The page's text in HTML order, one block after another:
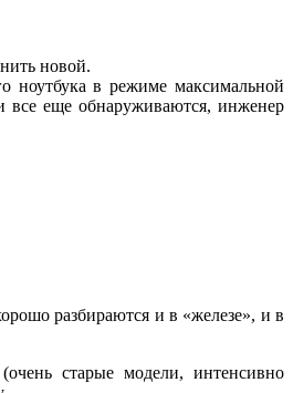
новой.
ноутбука в режиме максимальной
все еще обнаруживаются, инженер
разбираются и в «железе», и в
старые модели, интенсивно